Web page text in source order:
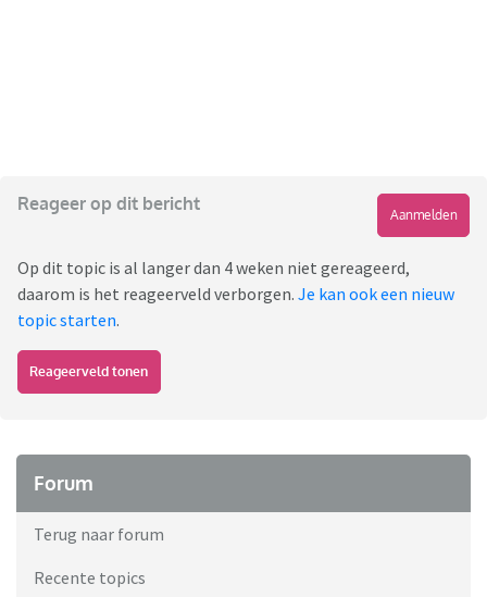
Reageer op dit bericht
Aanmelden
Op dit topic is al langer dan 4 weken niet gereageerd,
daarom is het reageerveld verborgen. Je kan ook een nieuw
topic starten.
Reageerveld tonen
Forum
Terug naar forum
Recente topics